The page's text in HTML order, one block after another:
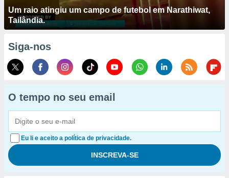
Um raio atingiu um campo de futebol em Narathiwat,
Tailândia.
Siga-nos
O tempo no seu email
Eu li e aceito a política de privacidade.